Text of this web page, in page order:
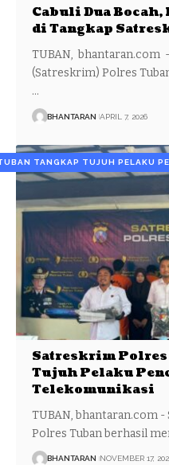
Cabuli Dua
di Tangkap
TUBAN, bhantaran.com
(Satreskrim) Polres
…
BHANTARAN APRIL 7, 2026
TANGKAP TUJUH PELAKU
Satreskrim Polres
Tujuh Pelaku
Telekomunikasi
TUBAN, bhantaran.com
Polres Tuban berhasil
BHANTARAN NOVEMBER 17,